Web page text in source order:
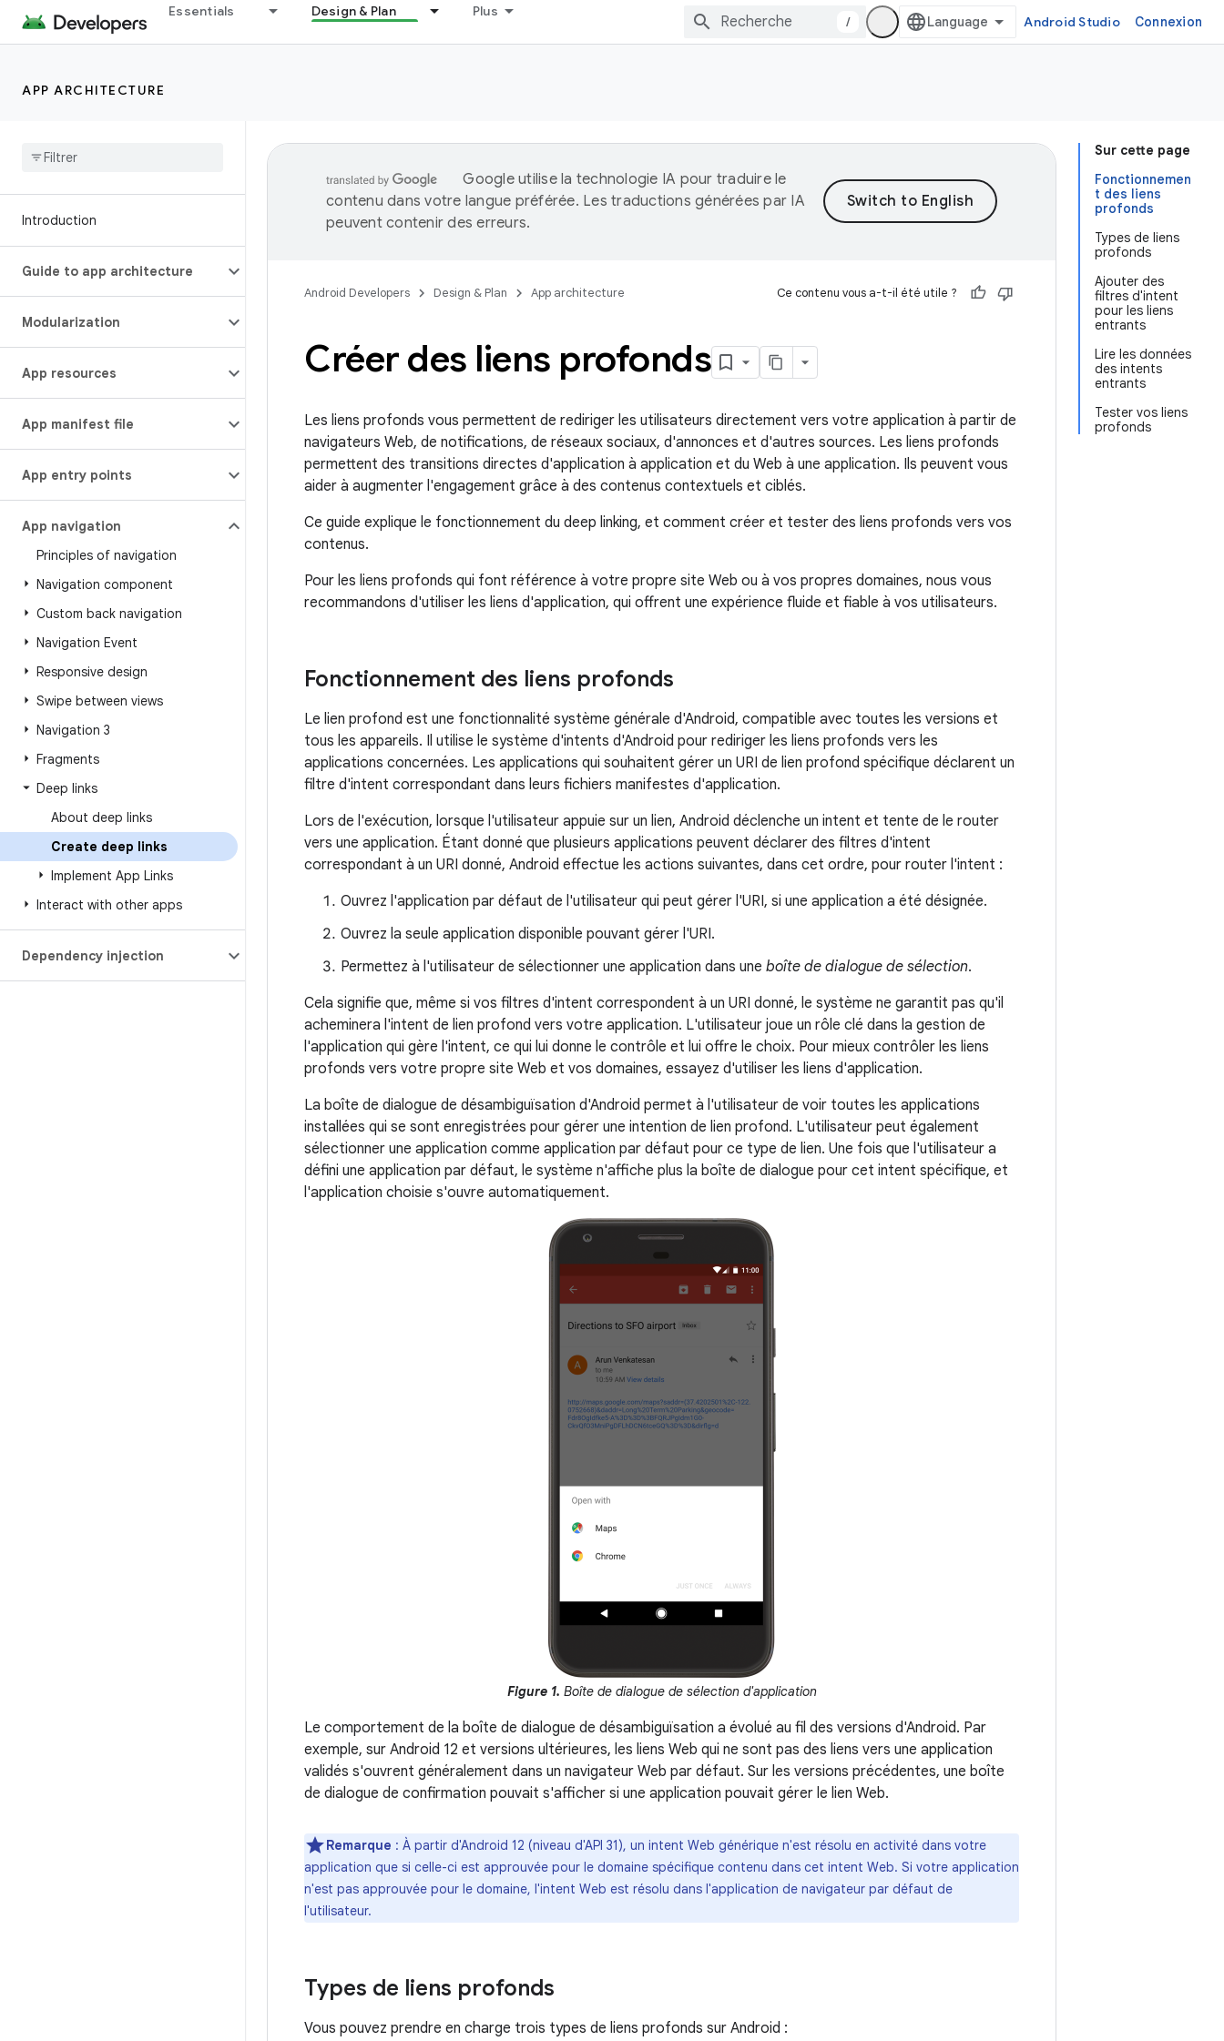
Essentials Design & Plan Plus
/ Android Studio Connexion
APP ARCHITECTURE
Introduction
Guide to app architecture
Modularization
App resources
App manifest file
App entry points
App navigation
Principles of navigation
Navigation component
Custom back navigation
Navigation Event
Responsive design
Swipe between views
Navigation 3
Fragments
Deep links
About deep links
Create deep links
Implement App Links
Interact with other apps
Dependency injection
Sur cette page
Fonctionnemen
t des liens
profonds
Types de liens
profonds
Ajouter des
filtres d'intent
pour les liens
entrants
Lire les données
des intents
entrants
Tester vos liens
profonds
Google utilise la technologie IA pour traduire le
contenu dans votre langue préférée. Les traductions générées par IA
peuvent contenir des erreurs.
Android Developers Design & Plan App architecture Ce contenu vous a-t-il été utile ?
Créer des liens profonds
Les liens profonds vous permettent de rediriger les utilisateurs directement vers votre application à partir de
navigateurs Web, de notifications, de réseaux sociaux, d'annonces et d'autres sources. Les liens profonds
permettent des transitions directes d'application à application et du Web à une application. Ils peuvent vous
aider à augmenter l'engagement grâce à des contenus contextuels et ciblés.
Ce guide explique le fonctionnement du deep linking, et comment créer et tester des liens profonds vers vos
contenus.
Pour les liens profonds qui font référence à votre propre site Web ou à vos propres domaines, nous vous
recommandons d'utiliser les liens d'application, qui offrent une expérience fluide et fiable à vos utilisateurs.
Fonctionnement des liens profonds
Le lien profond est une fonctionnalité système générale d'Android, compatible avec toutes les versions et
tous les appareils. Il utilise le système d'intents d'Android pour rediriger les liens profonds vers les
applications concernées. Les applications qui souhaitent gérer un URI de lien profond spécifique déclarent un
filtre d'intent correspondant dans leurs fichiers manifestes d'application.
Lors de l'exécution, lorsque l'utilisateur appuie sur un lien, Android déclenche un intent et tente de le router
vers une application. Étant donné que plusieurs applications peuvent déclarer des filtres d'intent
correspondant à un URI donné, Android effectue les actions suivantes, dans cet ordre, pour router l'intent :
Ouvrez l'application par défaut de l'utilisateur qui peut gérer l'URI, si une application a été désignée.
Ouvrez la seule application disponible pouvant gérer l'URI.
Permettez à l'utilisateur de sélectionner une application dans une boîte de dialogue de sélection.
Cela signifie que, même si vos filtres d'intent correspondent à un URI donné, le système ne garantit pas qu'il
acheminera l'intent de lien profond vers votre application. L'utilisateur joue un rôle clé dans la gestion de
l'application qui gère l'intent, ce qui lui donne le contrôle et lui offre le choix. Pour mieux contrôler les liens
profonds vers votre propre site Web et vos domaines, essayez d'utiliser les liens d'application.
La boîte de dialogue de désambiguïsation d'Android permet à l'utilisateur de voir toutes les applications
installées qui se sont enregistrées pour gérer une intention de lien profond. L'utilisateur peut également
sélectionner une application comme application par défaut pour ce type de lien. Une fois que l'utilisateur a
défini une application par défaut, le système n'affiche plus la boîte de dialogue pour cet intent spécifique, et
l'application choisie s'ouvre automatiquement.
Figure 1. Boîte de dialogue de sélection d'application
Le comportement de la boîte de dialogue de désambiguïsation a évolué au fil des versions d'Android. Par
exemple, sur Android 12 et versions ultérieures, les liens Web qui ne sont pas des liens vers une application
validés s'ouvrent généralement dans un navigateur Web par défaut. Sur les versions précédentes, une boîte
de dialogue de confirmation pouvait s'afficher si une application pouvait gérer le lien Web.
Remarque : À partir d'Android 12 (niveau d'API 31), un intent Web générique n'est résolu en activité dans votre
application que si celle-ci est approuvée pour le domaine spécifique contenu dans cet intent Web. Si votre application
n'est pas approuvée pour le domaine, l'intent Web est résolu dans l'application de navigateur par défaut de
l'utilisateur.
Types de liens profonds
Vous pouvez prendre en charge trois types de liens profonds sur Android :